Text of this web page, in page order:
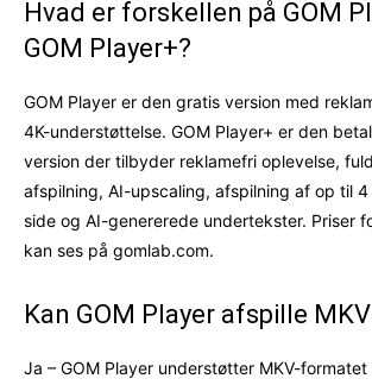
Hvad er forskellen på GOM
GOM Player+?
GOM Player er den gratis version med
4K-understøttelse. GOM Player+ er den
version der tilbyder reklamefri oplevelse,
afspilning, AI-upscaling, afspilning af op til
side og AI-genererede undertekster. Priser
kan ses på gomlab.com.
Kan GOM Player afspille
Ja – GOM Player understøtter MKV-